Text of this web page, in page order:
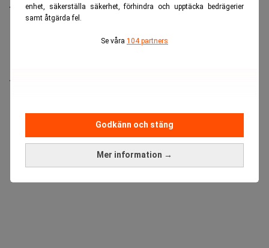
enhet, säkerställa säkerhet, förhindra och upptäcka bedrägerier
samt åtgärda fel.
Se våra 104 partners
Mer information →
Godkänn och stäng
framtid gått varma. I en intervju, sänd från Almedalen,
reflekterar Stefan Engeseth och Jörgen Wahl över
behovet av att förnya det politiska engagemanget och
Titta på